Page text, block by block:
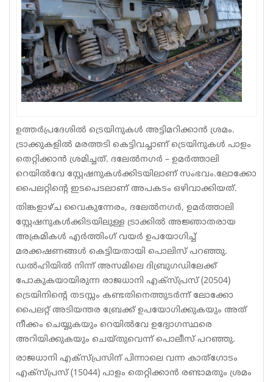
Sports
Jwala
Classifieds
Law
ഉത്തർപ്രദേശിൽ ട്രെയിനുകൾ അട്ടിമറിക്കാൻ ശ്രമം.
ട്രാക്കുകളിൽ മരത്തടി കെട്ടിവച്ചാണ് ട്രെയിനുകൾ പാളം
തെറ്റിക്കാൻ ശ്രമിച്ചത്. ദലേൽനഗർ – ഉമർത്താലി
റെയിൽവേ സ്റ്റേഷനുകൾക്കിടയിലാണ് സംഭവം.ലോക്കോ
പൈലറ്റിന്റെ ഇടപെടലാണ് അപകടം ഒഴിവാക്കിയത്.
തിങ്കളാഴ്ച വൈകുന്നേരം, ദലേൽനഗർ, ഉമർത്താലി
സ്റ്റേഷനുകൾക്കിടയിലുള്ള ട്രാക്കിൽ അജ്ഞാതരായ
അക്രമികൾ എർത്തിംഗ് വയർ ഉപയോഗിച്ച്
മരക്കഷണങ്ങൾ കെട്ടിയതായി പൊലിസ് പറഞ്ഞു.
ഡൽഹിയിൽ നിന്ന് അസമിലെ ദിബ്രുഗഡിലേക്ക്
പോകുകയായിരുന്ന രാജധാനി എക്സ്പ്രസ് (20504)
ട്രെയിനിന്റെ തടസ്സം കണ്ടതിനെത്തുടർന്ന് ലോക്കോ
പൈലറ്റ് അടിയന്തര ബ്രേക്ക് ഉപയോഗിക്കുകയും അത്
നീക്കം ചെയ്യുകയും റെയിൽവേ ഉദ്യോഗസ്ഥരെ
അറിയിക്കുകയും ചെയ്തുവെന്ന് പൊലീസ് പറഞ്ഞു.
രാജധാനി എക്സ്പ്രസിന് പിന്നാലെ വന്ന കാത്ഗോടം
എക്സ്പ്രസ് (15044) പാളം തെറ്റിക്കാൻ രണ്ടാമതും ശ്രമം